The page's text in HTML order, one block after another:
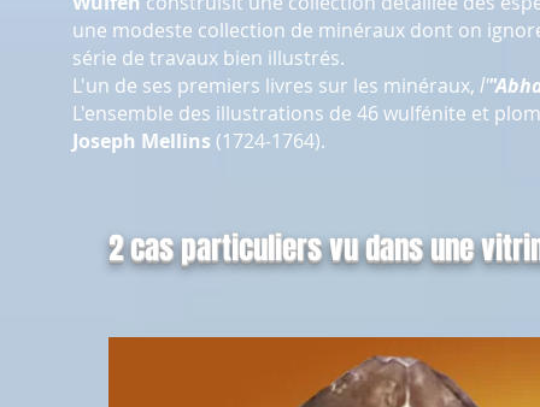
une modeste collection de minéraux dont on
série de travaux bien illustrés.
L'un de ses premiers livres sur les minéraux, l'
L'ensemble des illustrations de 46 wulfénite et
Joseph Mellins (1724-1764).
2 cas particuliers vu dans une